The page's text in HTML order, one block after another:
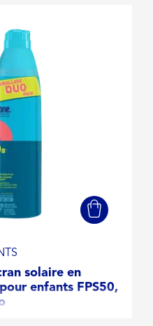
solaire en
enfants FPS50,